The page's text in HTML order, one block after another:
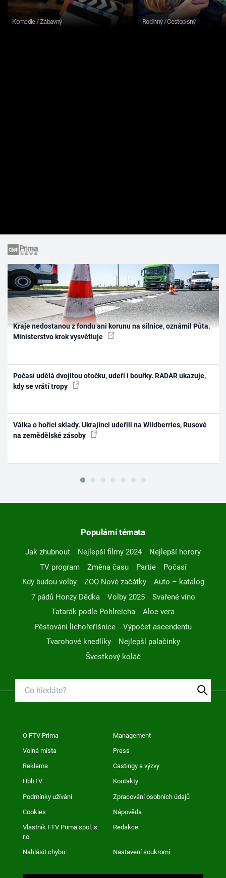
Komedie / Zábavný Rodinný / Cestopisný
Kraje nedostanou z fondu ani korunu na silnice, oznámil Půta.
Ministerstvo krok vysvětluje
Počasí udělá dvojitou otočku, udeří i bouřky. RADAR ukazuje,
kdy se vrátí tropy
Válka o hořící sklady. Ukrajinci udeřili na Wildberries, Rusové
na zemědělské zásoby
Populární témata
Jak zhubnout Nejlepší filmy 2024
Nejlepší horory
TV program
Změna času Partie
Počasí
Kdy budou volby
ZOO Nové začátky
Auto – katalog
7 pádů Honzy Dědka
Volby 2025
Svařené víno
Tatarák podle Pohlreicha
Aloe vera
Pěstování lichořeřišnice
Výpočet ascendentu
Tvarohové knedlíky
Nejlepší palačinky
Švestkový koláč
O FTV Prima Management
Volná místa Press
Reklama Castingy a výzvy
HbbTV Kontakty
Podmínky užívání Zpracování osobních údajů
Cookies Nápověda
Vlastník FTV Prima spol. s
r.o.
Redakce
Nahlásit chybu Nastavení soukromí